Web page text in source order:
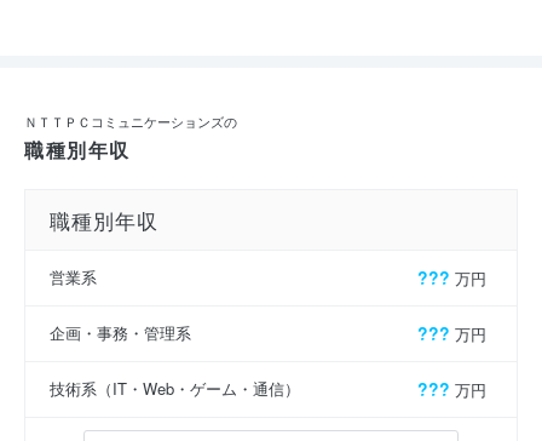
ＮＴＴＰＣコミュニケーションズの
職種別年収
職種別年収
営業系 ??? 万円
企画・事務・管理系 ??? 万円
技術系（IT・Web・ゲーム・通信） ??? 万円